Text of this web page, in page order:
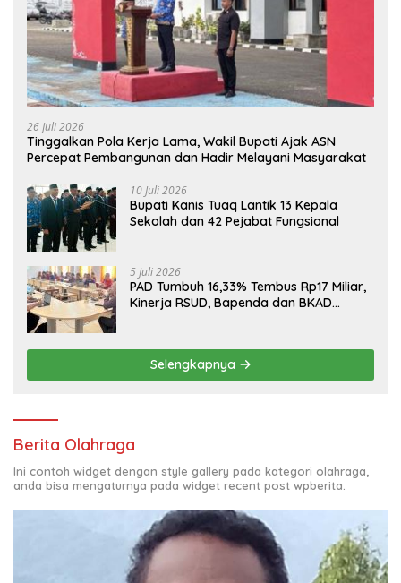
26 Juli 2026
Tinggalkan Pola Kerja Lama, Wakil Bupati Ajak ASN
Percepat Pembangunan dan Hadir Melayani Masyarakat
10 Juli 2026
Bupati Kanis Tuaq Lantik 13 Kepala
Sekolah dan 42 Pejabat Fungsional
5 Juli 2026
PAD Tumbuh 16,33% Tembus Rp17 Miliar,
Kinerja RSUD, Bapenda dan BKAD
Selengkapnya
Berita Olahraga
Ini contoh widget dengan style gallery pada kategori olahraga,
anda bisa mengaturnya pada widget recent post wpberita.